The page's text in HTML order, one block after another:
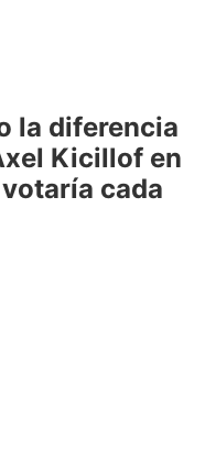
la diferencia
Kicillof en
cada